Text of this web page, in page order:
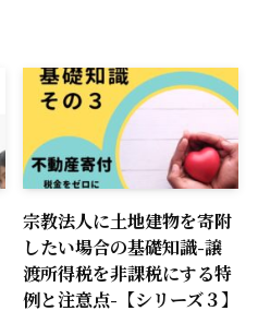
宗教法人に土地建物を寄附
したい場合の基礎知識-譲
渡所得税を非課税にする特
例と注意点-【シリーズ３】